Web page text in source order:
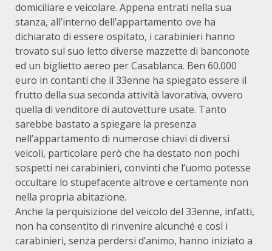
domiciliare e veicolare. Appena entrati nella sua
stanza, all’interno dell’appartamento ove ha
dichiarato di essere ospitato, i carabinieri hanno
trovato sul suo letto diverse mazzette di banconote
ed un biglietto aereo per Casablanca. Ben 60.000
euro in contanti che il 33enne ha spiegato essere il
frutto della sua seconda attività lavorativa, ovvero
quella di venditore di autovetture usate. Tanto
sarebbe bastato a spiegare la presenza
nell’appartamento di numerose chiavi di diversi
veicoli, particolare però che ha destato non pochi
sospetti nei carabinieri, convinti che l’uomo potesse
occultare lo stupefacente altrove e certamente non
nella propria abitazione.
Anche la perquisizione del veicolo del 33enne, infatti,
non ha consentito di rinvenire alcunché e così i
carabinieri, senza perdersi d’animo, hanno iniziato a